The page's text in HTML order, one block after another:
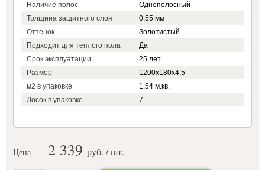
Наличие полос
Однополосный
Толщина защитного слоя
0,55 мм
Оттенок
Золотистый
Подходит для теплого пола
Да
Срок эксплуатации
25 лет
Размер
1200х180х4,5
м2 в упаковке
1,54 м.кв.
Досок в упаковке
7
Цена 2 339 руб. / шт.